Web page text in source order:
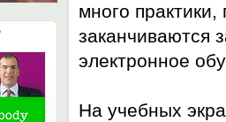
много
заканчиваются
электронное
На учебных